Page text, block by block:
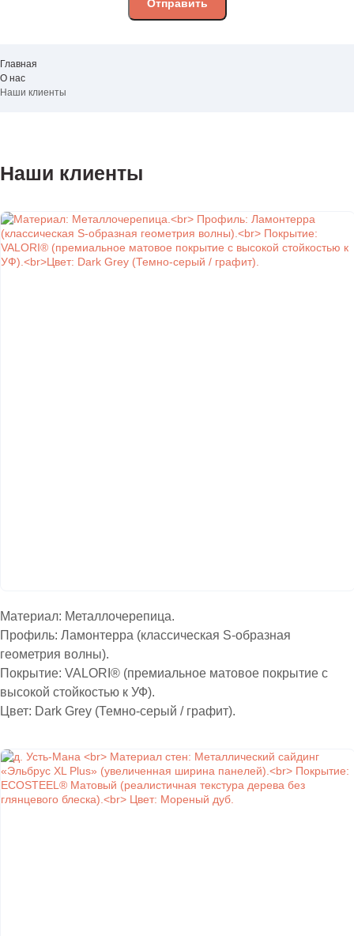
Главная
О нас
Наши клиенты
Наши клиенты
Материал: Металлочерепица.
Профиль: Ламонтерра (классическая S-образная
геометрия волны).
Покрытие: VALORI® (премиальное матовое покрытие с
высокой стойкостью к УФ).
Цвет: Dark Grey (Темно-серый / графит).